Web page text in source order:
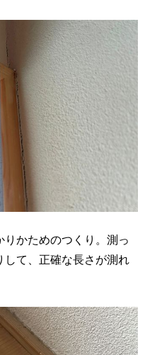
かためのつくり。測っ
て、正確な長さが測れ